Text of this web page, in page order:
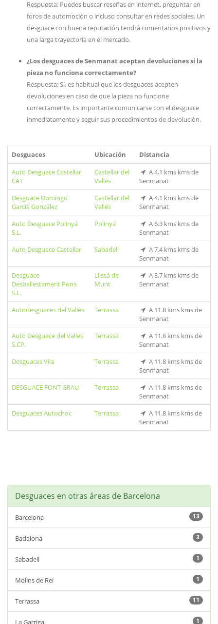
Respuesta: Puedes buscar reseñas en internet, preguntar en
foros de automoción o incluso consultar en redes sociales. Un
desguace con buena reputación tendrá comentarios positivos y
una larga trayectoria en el mercado.
¿Los desguaces de Senmanat aceptan devoluciones si la
pieza no funciona correctamente?
Respuesta: Sí, es habitual que los desguaces acepten
devoluciones en caso de que la pieza no funcione
correctamente. Es importante comunicarse con el desguace
inmediatamente y seguir sus procedimientos de devolución.
Desguaces Ubicación
Distancia
Auto Desguace Castellar
CAT
Castellar del
Vallés
A 4.1 kms kms de
Senmanat
Desguace Domingo
García González
Castellar del
Vallés
A 4.1 kms kms de
Senmanat
Auto Desguace Polinyá
S.L.
Polinyá
A 6.3 kms kms de
Senmanat
Auto Desguace Castellar
Sabadell
A 7.4 kms kms de
Senmanat
Desguace
Desballestament Pons
S.L.
Llissá de
Munt
A 8.7 kms kms de
Senmanat
Autodesguaces del Vallés Terrassa
A 11.8 kms kms de
Senmanat
Auto Desguace del Valles
S.CP.
Terrassa
A 11.8 kms kms de
Senmanat
Desguaces Vila
Terrassa
A 11.8 kms kms de
Senmanat
DESGUACE FONT GRAU
Terrassa
A 11.8 kms kms de
Senmanat
Desguaces Autochoc
Terrassa
A 11.8 kms kms de
Senmanat
Desguaces en otras áreas de Barcelona
Barcelona 13
Badalona 3
Sabadell 1
Molins de Rei 1
Terrassa 11
La Garriga 1